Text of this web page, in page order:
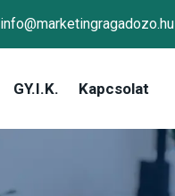
info@marketingragadozo.hu
GY.I.K. Kapcsolat